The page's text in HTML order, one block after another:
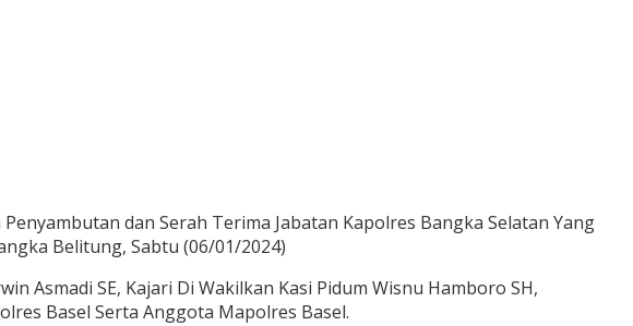
dan Serah Terima Jabatan Kapolres Bangka Selatan Yang
Belitung, Sabtu (06/01/2024)
Asmadi SE, Kajari Di Wakilkan Kasi Pidum Wisnu Hamboro SH,
Basel Serta Anggota Mapolres Basel.